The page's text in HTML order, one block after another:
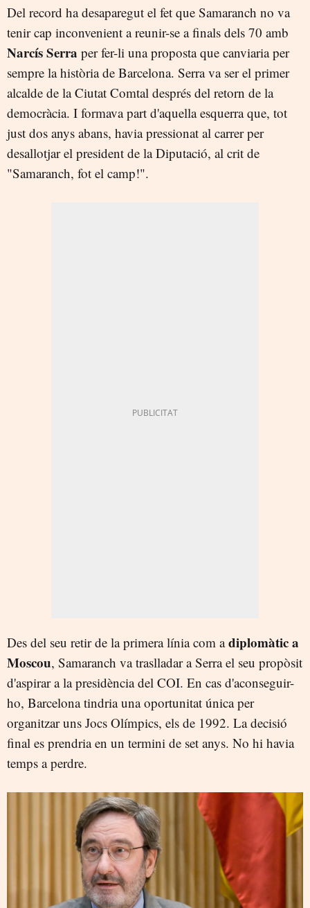
Del record ha desaparegut el fet que Samaranch no va
tenir cap inconvenient a reunir-se a finals dels 70 amb
Narcís Serra per fer-li una proposta que canviaria per
sempre la història de Barcelona. Serra va ser el primer
alcalde de la Ciutat Comtal després del retorn de la
democràcia. I formava part d'aquella esquerra que, tot
just dos anys abans, havia pressionat al carrer per
desallotjar el president de la Diputació, al crit de
"Samaranch, fot el camp!".
Des del seu retir de la primera línia com adiplomàtic a
Moscou, Samaranch va traslladar a Serra el seu propòsit
d'aspirar a la presidència del COI. En cas d'aconseguir-
ho, Barcelona tindria una oportunitat única per
organitzar uns Jocs Olímpics, els de 1992. La decisió
final es prendria en un termini de set anys. No hi havia
temps a perdre.